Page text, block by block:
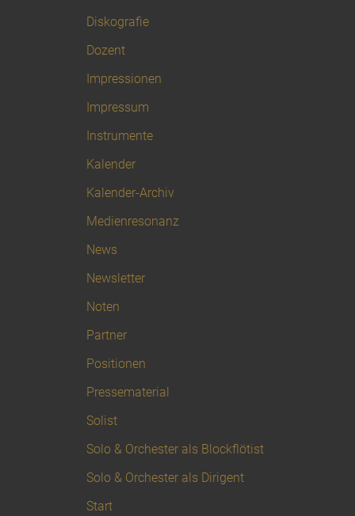
Diskografie
Dozent
Impressionen
Impressum
Instrumente
Kalender
Kalender-Archiv
Medienresonanz
News
Newsletter
Noten
Partner
Positionen
Pressematerial
Solist
Solo & Orchester als Blockflötist
Solo & Orchester als Dirigent
Start